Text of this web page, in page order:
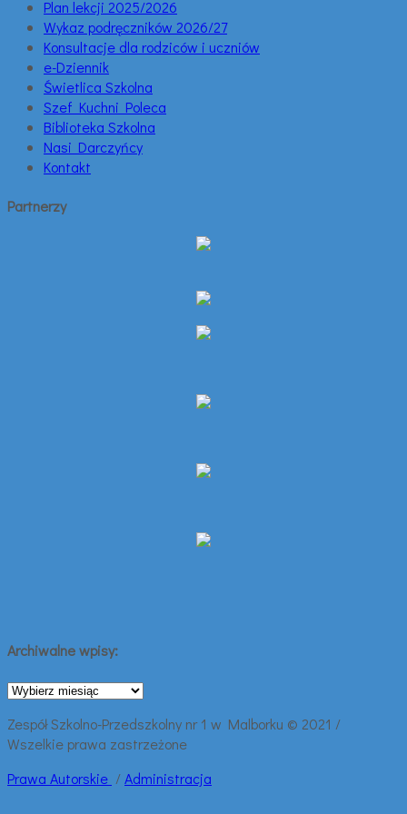
Plan lekcji 2025/2026
Wykaz podręczników 2026/27
Konsultacje dla rodziców i uczniów
e-Dziennik
Świetlica Szkolna
Szef Kuchni Poleca
Biblioteka Szkolna
Nasi Darczyńcy
Kontakt
Partnerzy
Archiwalne wpisy:
Archiwalne
Zespół Szkolno-Przedszkolny nr 1 w Malborku © 2021 /
Wszelkie prawa zastrzeżone
Prawa Autorskie /Administracja